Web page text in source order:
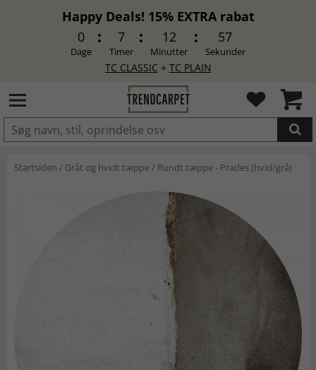
Happy Deals! 15% EXTRA rabat
0
Dage
7
Timer
12
Minutter
56
Sekunder
TC CLASSIC + TC PLAIN
LAGT I INDKØBSKURVEN.
Startsiden / Gråt og hvidt tæppe/ Rundt tæppe - Prades (hvid/grå)